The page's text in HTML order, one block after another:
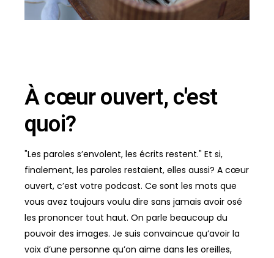
À cœur ouvert, c'est
quoi?
"Les paroles s’envolent, les écrits restent." Et si,
finalement, les paroles restaient, elles aussi? A cœur
ouvert, c’est votre podcast. Ce sont les mots que
vous avez toujours voulu dire sans jamais avoir osé
les prononcer tout haut. On parle beaucoup du
pouvoir des images. Je suis convaincue qu’avoir la
voix d’une personne qu’on aime dans les oreilles,